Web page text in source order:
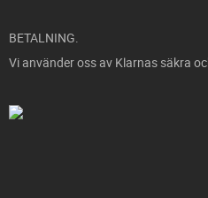
BETALNING.
Vi använder oss av Klarnas säkra